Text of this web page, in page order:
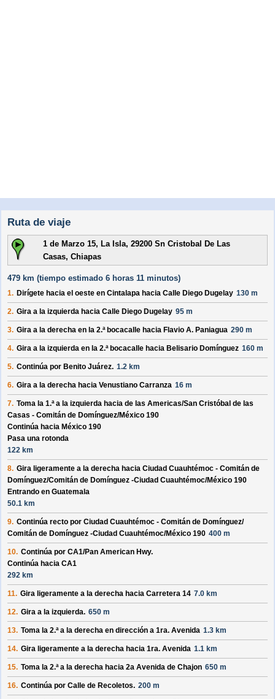
Ruta de viaje
1 de Marzo 15, La Isla, 29200 Sn Cristobal De Las
Casas, Chiapas
479 km (tiempo estimado 6 horas 11 minutos)
1. Dirígete hacia el oeste en Cintalapa hacia Calle Diego Dugelay 130 m
2. Gira a la izquierda hacia Calle Diego Dugelay 95 m
3. Gira a la derecha en la 2.ª bocacalle hacia Flavio A. Paniagua 290 m
4. Gira a la izquierda en la 2.ª bocacalle hacia Belisario Domínguez 160 m
5. Continúa por Benito Juárez. 1.2 km
6. Gira a la derecha hacia Venustiano Carranza 16 m
7. Toma la 1.ª a la izquierda hacia de las Americas/​San Cristóbal de las
Casas - Comitán de Domínguez/​México 190
Continúa hacia México 190
Pasa una rotonda
122 km
8. Gira ligeramente a la derecha hacia Ciudad Cuauhtémoc - Comitán de
Domínguez/​Comitán de Domínguez -Ciudad Cuauhtémoc/​México 190
Entrando en Guatemala
50.1 km
9. Continúa recto por Ciudad Cuauhtémoc - Comitán de Domínguez/​
Comitán de Domínguez -Ciudad Cuauhtémoc/​México 190 400 m
10. Continúa por CA1/​Pan American Hwy.
Continúa hacia CA1
292 km
11. Gira ligeramente a la derecha hacia Carretera 14 7.0 km
12. Gira a la izquierda. 650 m
13. Toma la 2.ª a la derecha en dirección a 1ra. Avenida 1.3 km
14. Gira ligeramente a la derecha hacia 1ra. Avenida 1.1 km
15. Toma la 2.ª a la derecha hacia 2a Avenida de Chajon 650 m
16. Continúa por Calle de Recoletos. 200 m